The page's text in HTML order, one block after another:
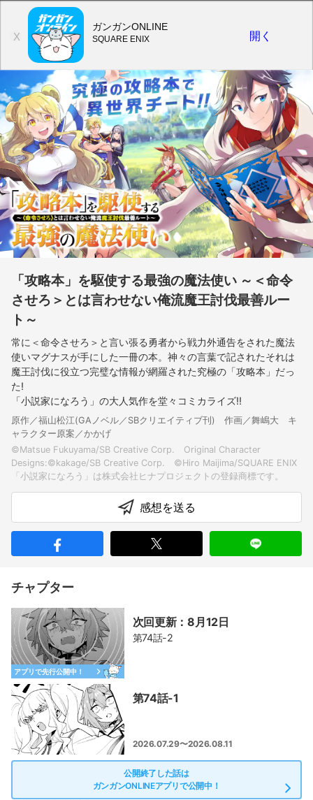
「攻略本」を駆使する最強の魔法使い ～＜命令
させろ＞とは言わせない俺流魔王討伐最善ルー
ト～
常に＜命令させろ＞と言い張る勇者から戦力外通告をされた魔法
使いマグナスが手にした一冊の本。神々の言葉で記されたそれは
魔王討伐に役立つ完璧な情報が網羅された究極の「攻略本」だっ
た!
「小説家になろう」の大人気作を堂々コミカライズ!!
原作／福山松江(GAノベル／SBクリエイティブ刊) 作画／舞嶋大 キ
ャラクター原案／かかげ
©Matsue Fukuyama/SB Creative Corp. Original Character
Designs:©kakage/SB Creative Corp. ©Hiro Maijima/SQUARE ENIX
感想を送る
チャプター
アプリで先行公開中！
次回更新：8月12日
第74話-2
第74話-1
2026.07.29〜2026.08.11
公開終了した話は
ガンガンONLINEアプリで公開中！
X
ガンガンONLINE
SQUARE ENIX 開く